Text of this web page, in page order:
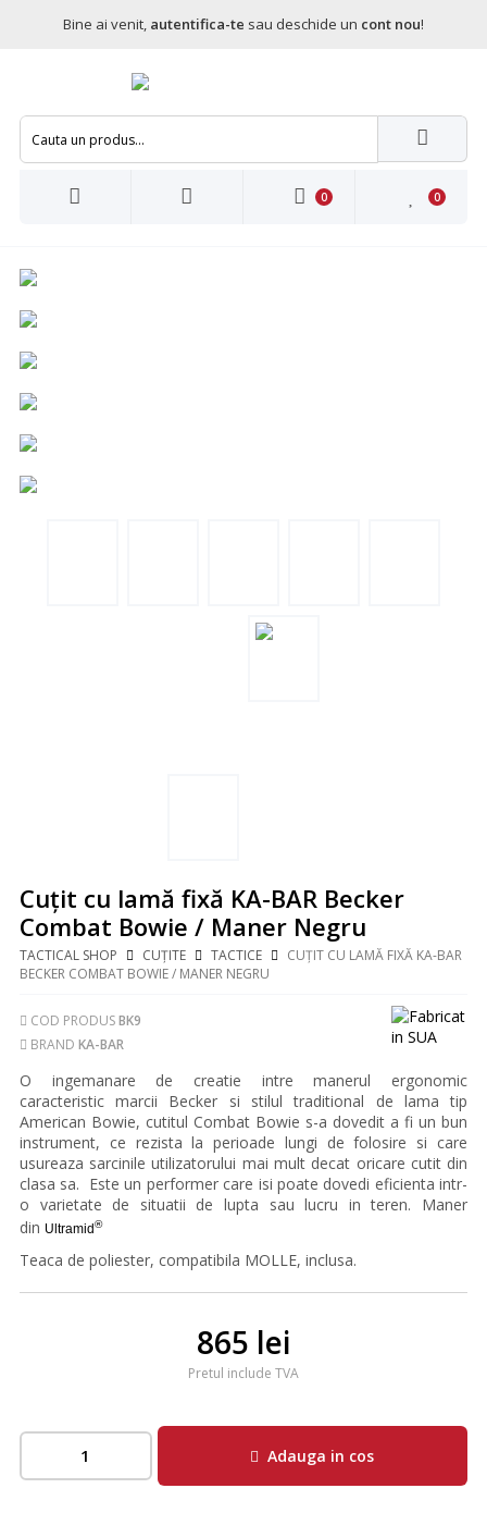
Bine ai venit, autentifica-te sau deschide un cont nou!
0 0
Cuțit cu lamă fixă KA-BAR Becker
Combat Bowie / Maner Negru
TACTICAL SHOP CUȚITE TACTICE
CUȚIT CU LAMĂ FIXĂ KA-BAR
BECKER COMBAT BOWIE / MANER NEGRU
COD PRODUSBK9
BRAND KA-BAR
O ingemanare de creatie intre manerul ergonomic
caracteristic marcii Becker si stilul traditional de lama tip
American Bowie, cutitul Combat Bowie s-a dovedit a fi un bun
instrument, ce rezista la perioade lungi de folosire si care
usureaza sarcinile utilizatorului mai mult decat oricare cutit din
clasa sa. Este un performer care isi poate dovedi eficienta intr-
o varietate de situatii de lupta sau lucru in teren. Maner
din Ultramid®
Teaca de poliester, compatibila MOLLE, inclusa.
865 lei
Pretul include TVA
Adauga in cos